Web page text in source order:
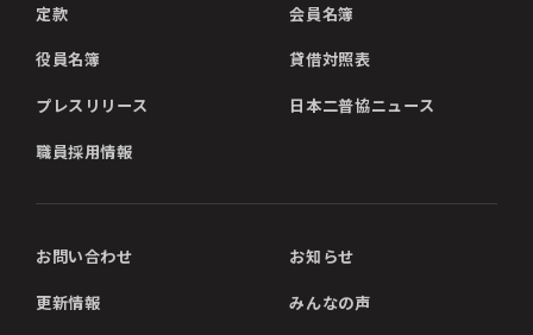
定款 会員名簿
役員名簿 貸借対照表
プレスリリース 日本二普協ニュース
職員採用情報
お問い合わせ お知らせ
更新情報 みんなの声